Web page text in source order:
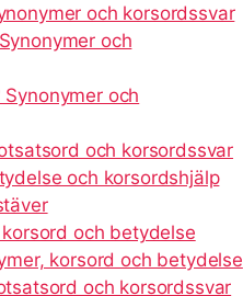
och korsordssvar
och
och
och korsordssvar
och korsordshjälp
och betydelse
korsord och betydelse
och korsordssvar